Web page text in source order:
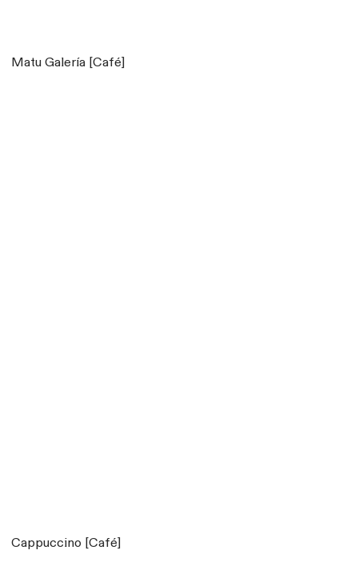
Matu Galería [Café]
Cappuccino [Café]